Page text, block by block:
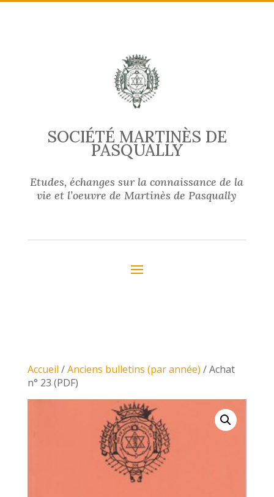
SOCIÉTÉ MARTINÈS DE
PASQUALLY
Etudes, échanges sur la connaissance de la
vie et l’oeuvre de Martinès de Pasqually
Accueil /Anciens bulletins (par année) / Achat
n° 23 (PDF)